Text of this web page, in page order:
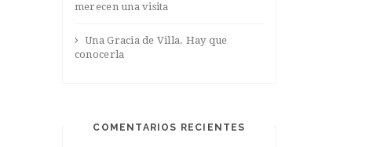
merecen una visita
Una Gracia de Villa. Hay que
conocerla
COMENTARIOS RECIENTES